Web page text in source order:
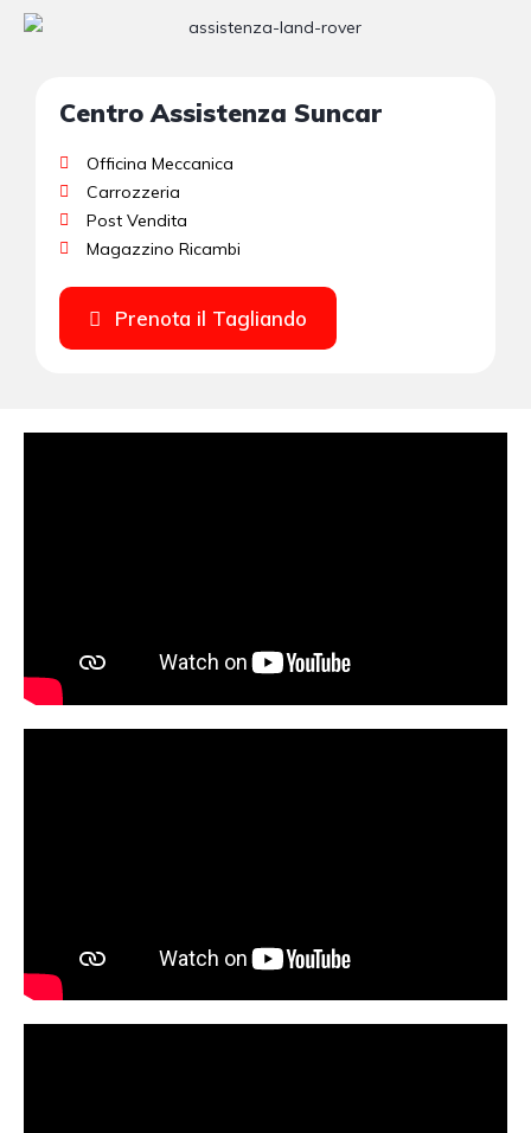
Centro Assistenza Suncar
Officina Meccanica
Carrozzeria
Post Vendita
Magazzino Ricambi
Prenota il Tagliando